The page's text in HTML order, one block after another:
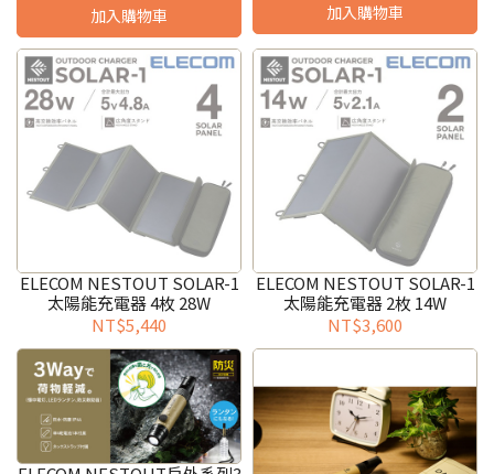
加入購物車 加入購物車
ELECOM NESTOUT SOLAR-1
太陽能充電器 4枚 28W
NT$5,440
ELECOM NESTOUT SOLAR-1
太陽能充電器 2枚 14W
NT$3,600